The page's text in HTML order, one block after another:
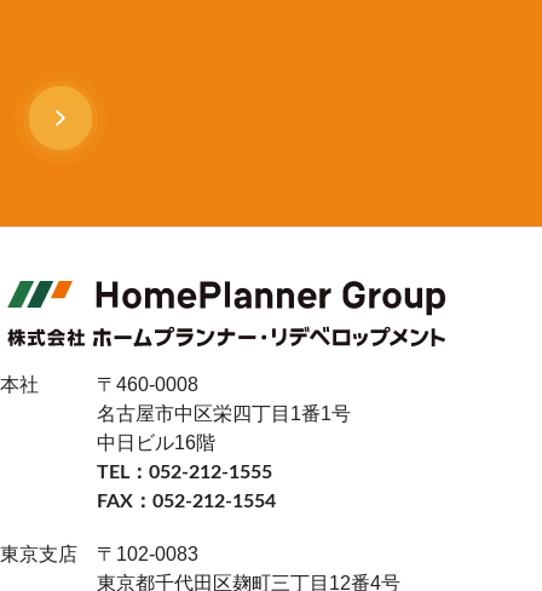
本社
〒460-0008
名古屋市中区栄四丁目1番1号
中日ビル16階
TEL：052-212-1555
FAX：052-212-1554
東京支店
〒102-0083
東京都千代田区麹町三丁目12番4号